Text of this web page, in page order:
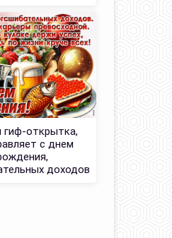
гиф-открытка,
с днем
доходов